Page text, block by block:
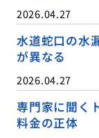
2026.04.27
水道蛇口の水
が異なる
2026.04.27
専門家に聞く
料金の正体